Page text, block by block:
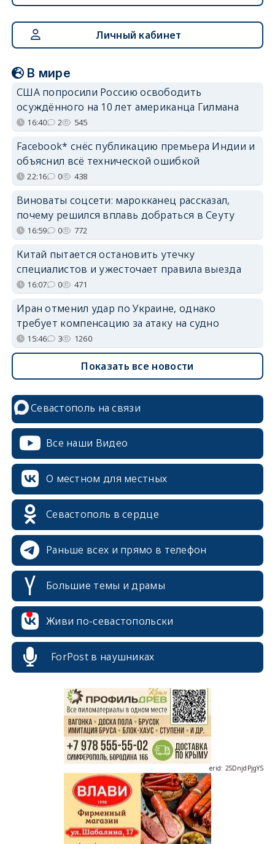
Личный кабинет
В мире
США попросили Россию освободить
осуждённого на 10 лет американца Гилмана
16:40 2 545
Facebook* снёс публикацию премьера Индии и
объяснил всё технической ошибкой
22:16 0 438
Виноваты соцсети: марокканец рассказал,
почему решился вплавь добраться в Сеуту
16:59 0 772
Китай пытается остановить утечку
специалистов и ужесточает правила выезда
16:07 0 471
Иран отменил удар по Украине, однако
требует компенсацию за атаку на судно
15:46 3 1260
Показать все новости
Севастополь на связи
Все наши Видео
О местном для местных
Севастополь в сердце
Раньше всех и прямо в телефон
Большие темы и драмы
Живи по-севастопольски
ForPost в наушниках
erid: 2SDnjcrDNw6
erid: 2SDnjdvhGXG